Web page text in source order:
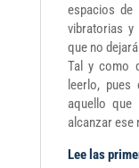
espacios de
vibratorias
que no
Tal y como
leerlo, pues
aquello que
alcanzar ese
Lee las